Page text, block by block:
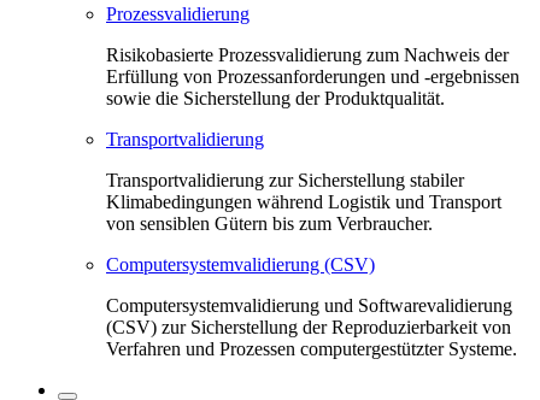
Prozessvalidierung
Risikobasierte Prozessvalidierung zum Nachweis der
Erfüllung von Prozessanforderungen und -ergebnissen
sowie die Sicherstellung der Produktqualität.
Transportvalidierung
Transportvalidierung zur Sicherstellung stabiler
Klimabedingungen während Logistik und Transport
von sensiblen Gütern bis zum Verbraucher.
Computersystemvalidierung (CSV)
Computersystemvalidierung und Softwarevalidierung
(CSV) zur Sicherstellung der Reproduzierbarkeit von
Verfahren und Prozessen computergestützter Systeme.